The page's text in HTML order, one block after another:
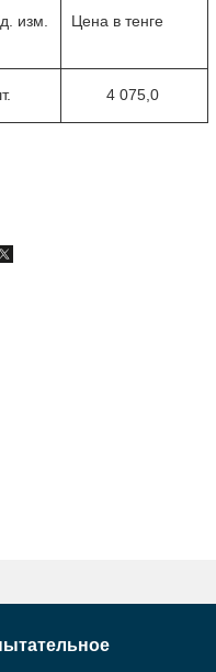
изм.
Цена в тенге
4 075,0